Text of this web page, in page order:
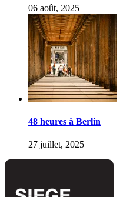
06 août, 2025
48 heures à Berlin
27 juillet, 2025